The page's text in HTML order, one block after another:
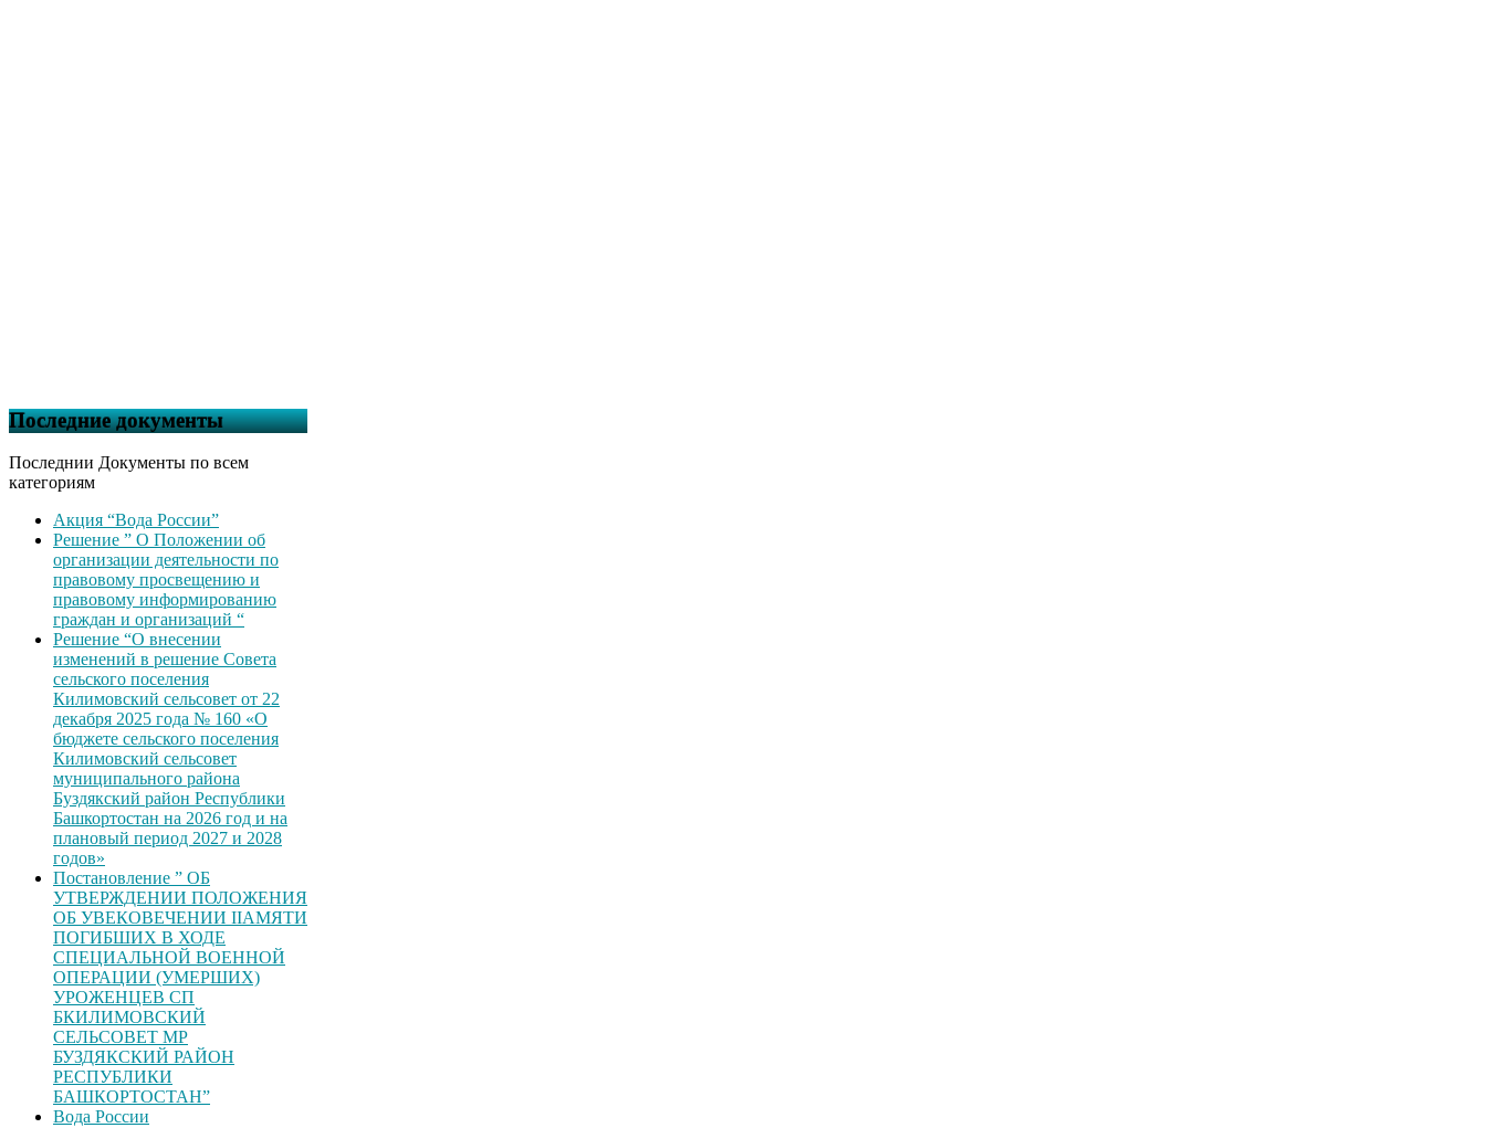
Последние документы
Последнии Документы по всем
категориям
Акция “Вода России”
Решение ” О Положении об
организации деятельности по
правовому просвещению и
правовому информированию
граждан и организаций “
Решение “О внесении
изменений в решение Совета
сельского поселения
Килимовский сельсовет от 22
декабря 2025 года № 160 «О
бюджете сельского поселения
Килимовский сельсовет
муниципального района
Буздякский район Республики
Башкортостан на 2026 год и на
плановый период 2027 и 2028
годов»
Постановление ” ОБ
УТВЕРЖДЕНИИ ПОЛОЖЕНИЯ
ОБ УВЕКОВЕЧЕНИИ ІІАМЯТИ
ПОГИБШИХ В ХОДЕ
СПЕЦИАЛЬНОЙ ВОЕННОЙ
ОПЕРАЦИИ (УМЕРШИХ)
УРОЖЕНЦЕВ CП
БКИЛИМОВСКИЙ
СЕЛЬСОВЕТ МР
БУЗДЯКСКИЙ РАЙОН
РЕСПУБЛИКИ
БАШКОРТОСТАН”
Вода России